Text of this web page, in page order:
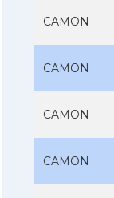
CAMON
CAMON
CAMON
CAMON